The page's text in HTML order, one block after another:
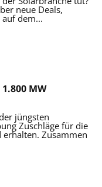
neue Deals,
dem...
MW
jüngsten
Zuschläge für die
erhalten. Zusammen